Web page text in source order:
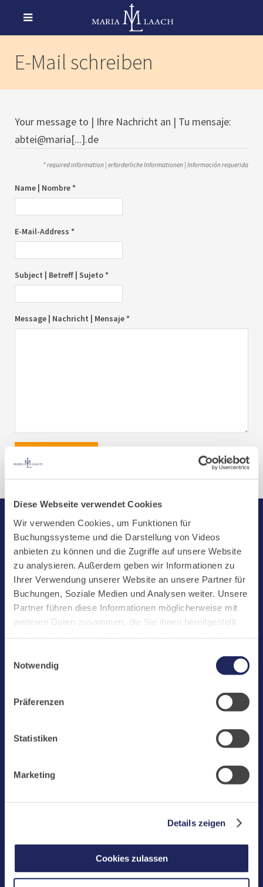
Diese Webseite verwendet Cookies
Wir verwenden Cookies, um Funktionen für
Buchungssysteme und die Darstellung von Videos
anbieten zu können und die Zugriffe auf unsere Website
zu analysieren. Außerdem geben wir Informationen zu
Ihrer Verwendung unserer Website an unsere Partner für
Buchungen, Soziale Medien und Analysen weiter. Unsere
Partner führen diese Informationen möglicherweise mit
weiteren Daten zusammen, die Sie ihnen bereitgestellt
challenges.cloudflare.com: Wir verwenden das online
Buchungssystem MEWS in unserem Hotel und unserem
übermittelt. Cookies von eu5.bookingkit.de: Wir
Buchungen von Bibliotheks- und Klosterführungen. Um
Buchungen durchführen zu können akzeptieren Sie bitte
Notwendig
Präferenzen
Statistiken
Marketing
Details zeigen
Cookies zulassen
E-Mail schreiben
Your message to | Ihre Nachricht an | Tu mensaje:
abtei@maria[...].de
* required information | erforderliche Informationen | Información requerida
Name | Nombre *
E-Mail-Address *
Subject | Betreff | Sujeto *
Message | Nachricht | Mensaje *
Start
Aktuelles
Kloster
Klosterbetriebe
Spenden
Laacher See
Jobs
Fax: +49 (0) 2652 59-359
www.maria-laach.de